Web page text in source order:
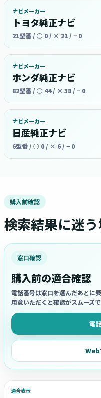
ナビメーカー
トヨタ純正ナビ
21型番 / ○ 0 / × 21 / − 0
ナビメーカー
ホンダ純正ナビ
82型番 / ○ 44 / × 38 / − 0
ナビメーカー
日産純正ナビ
6型番 / ○ 0 / × 6 / − 0
購入前確認
検索結果に迷
窓口確認
購入前の適合確認
電話番号は窓口を選んだあとに
用意いただくと確認がスムーズで
電
Web
適合表示